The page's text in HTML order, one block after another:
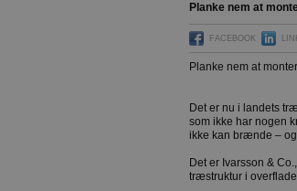
Planke nem at
FACEBOOK
Planke nem at
Det er nu i landets
som ikke har nogen
ikke kan brænde –
Det er Ivarsson &
træstruktur i